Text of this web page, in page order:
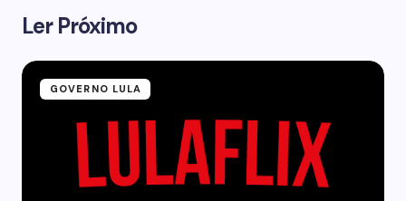
Ler Próximo
GOVERNO LULA